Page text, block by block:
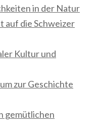
in der Natur
auf die Schweizer
Kultur und
zur Geschichte
gemütlichen